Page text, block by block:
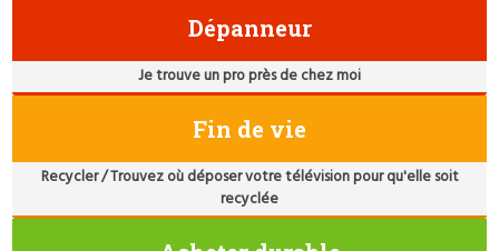
Dépanneur
Je trouve un pro près de chez moi
Fin de vie
Recycler / Trouvez où déposer votre télévision pour qu'elle soit
recyclée